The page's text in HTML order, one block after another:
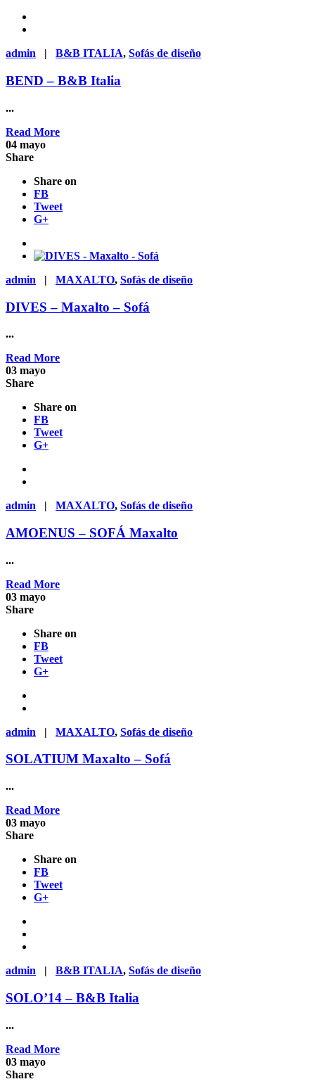
admin | B&B ITALIA, Sofás de diseño
BEND – B&B Italia
...
Read More
04 mayo
Share
Share on
FB
Tweet
G+
admin | MAXALTO, Sofás de diseño
DIVES – Maxalto – Sofá
...
Read More
03 mayo
Share
Share on
FB
Tweet
G+
admin | MAXALTO, Sofás de diseño
AMOENUS – SOFÁ Maxalto
...
Read More
03 mayo
Share
Share on
FB
Tweet
G+
admin | MAXALTO, Sofás de diseño
SOLATIUM Maxalto – Sofá
...
Read More
03 mayo
Share
Share on
FB
Tweet
G+
admin | B&B ITALIA, Sofás de diseño
SOLO’14 – B&B Italia
...
Read More
03 mayo
Share